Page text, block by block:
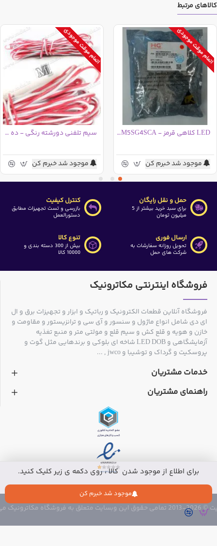
برای اطلاع از موجود شدن کالا ، روی دکمه ی زیر کلیک کنید.
موجود شد خبرم کن
کالاهای مرتبط
اتمام موقت موجودی
LED کلاهی قرمز - HG-CM5SG4SCA - بسته 1000عددی -درجه دو
موجود شد خبرم کن
اتمام موقت موجودی
سیم تلفنی دورشته رنگی - ده متری
موجود شد خبرم کن
حمل و نقل رایگان
برای سبد خرید بیشتر از 5
میلیون تومان
کنترل کیفیت
بازرسی و تست تجهیزات مطابق
دستورالعمل
ارسال فوری
تحویل روزانه سفارشات به
شرکت های حمل
تنوع کالا
بیش از 300 دسته بندی و
10000 کالا
فروشگاه اینترنتی مکاترونیک
فروشگاه آنلاین قطعات الکترونیک و رباتیک و ابزار و تجهیزات برق و ال
ای دی شامل انواع ماژول و سنسور و آی سی و ترانزیستور و مقاومت و
خازن و هویه و قلع کش و سیم قلع و مولتی متر و منبع تغذیه
آزمایشگاهی و LED DOB شاخه ای بلوکی و برندهایی مثل گوت و
پروسکیت و گرداک و توشیبا و jwco , ...
خدمات مشتریان
راهنمای مشتریان
به فروشگاه مکاترونیک می باشد